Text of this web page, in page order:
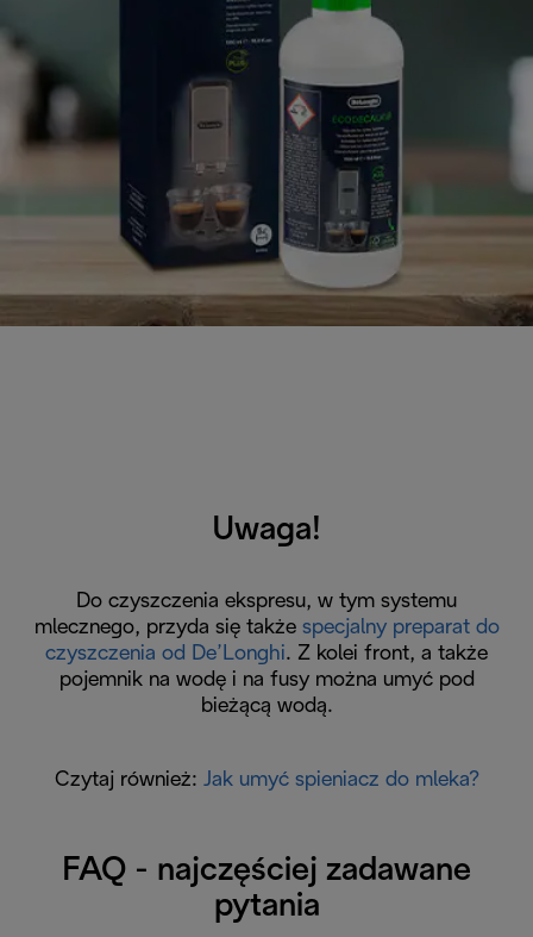
Uwaga!
Do czyszczenia ekspresu, w tym systemu
mlecznego, przyda się także specjalny preparat do
czyszczenia od De’Longhi. Z kolei front, a także
pojemnik na wodę i na fusy można umyć pod
bieżącą wodą.
Czytaj również: Jak umyć spieniacz do mleka?
FAQ - najczęściej zadawane
pytania